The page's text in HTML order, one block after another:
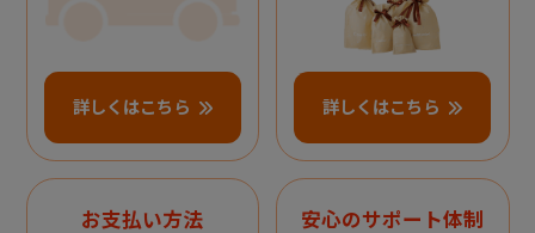
詳しくはこちら 詳しくはこちら
お支払い方法 安心のサポート体制